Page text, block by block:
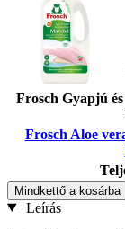
Frosch Gyapjú
Frosch Aloe
Mindkettő a kosárba
Leírás